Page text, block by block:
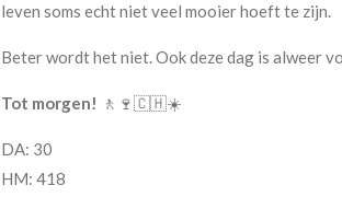
leven soms echt niet veel mooier hoeft te zijn.
Beter wordt het niet. Ook deze dag is alweer
Tot morgen! 🚶🍷🇨🇭☀️
DA: 30
HM: 418